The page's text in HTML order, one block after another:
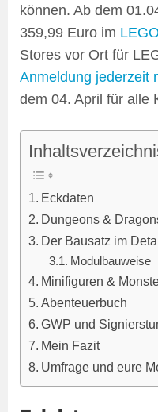
können. Ab dem
359,99 Euro im
Stores vor Ort für
Anmeldung jederzeit
dem 04. April für alle
Eckdaten
Dungeons &
Der Bausatz im
Modulbauweise
Minifiguren &
Abenteuerbuch
GWP und
Mein Fazit
Umfrage und eure